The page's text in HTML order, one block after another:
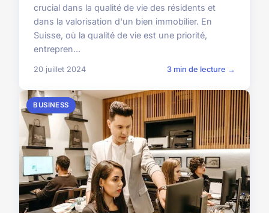
crucial dans la qualité de vie des résidents et
dans la valorisation d'un bien immobilier. En
Suisse, où la qualité de vie est une priorité,
entrepren...
20 juillet 2024 3 min de lecture →
BUSINESS